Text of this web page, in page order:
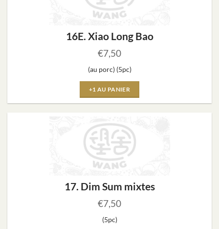
16E. Xiao Long Bao
€7,50
(au porc) (5pc)
+1 AU PANIER
17. Dim Sum mixtes
€7,50
(5pc)